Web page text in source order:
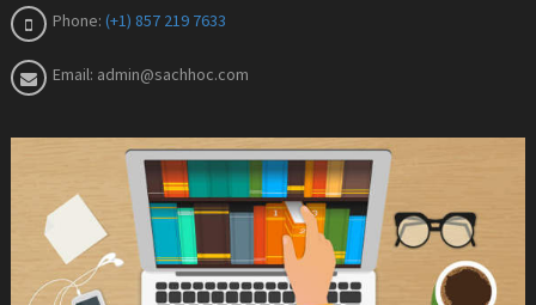
Phone: (+1) 857 219 7633
Email: admin@sachhoc.com